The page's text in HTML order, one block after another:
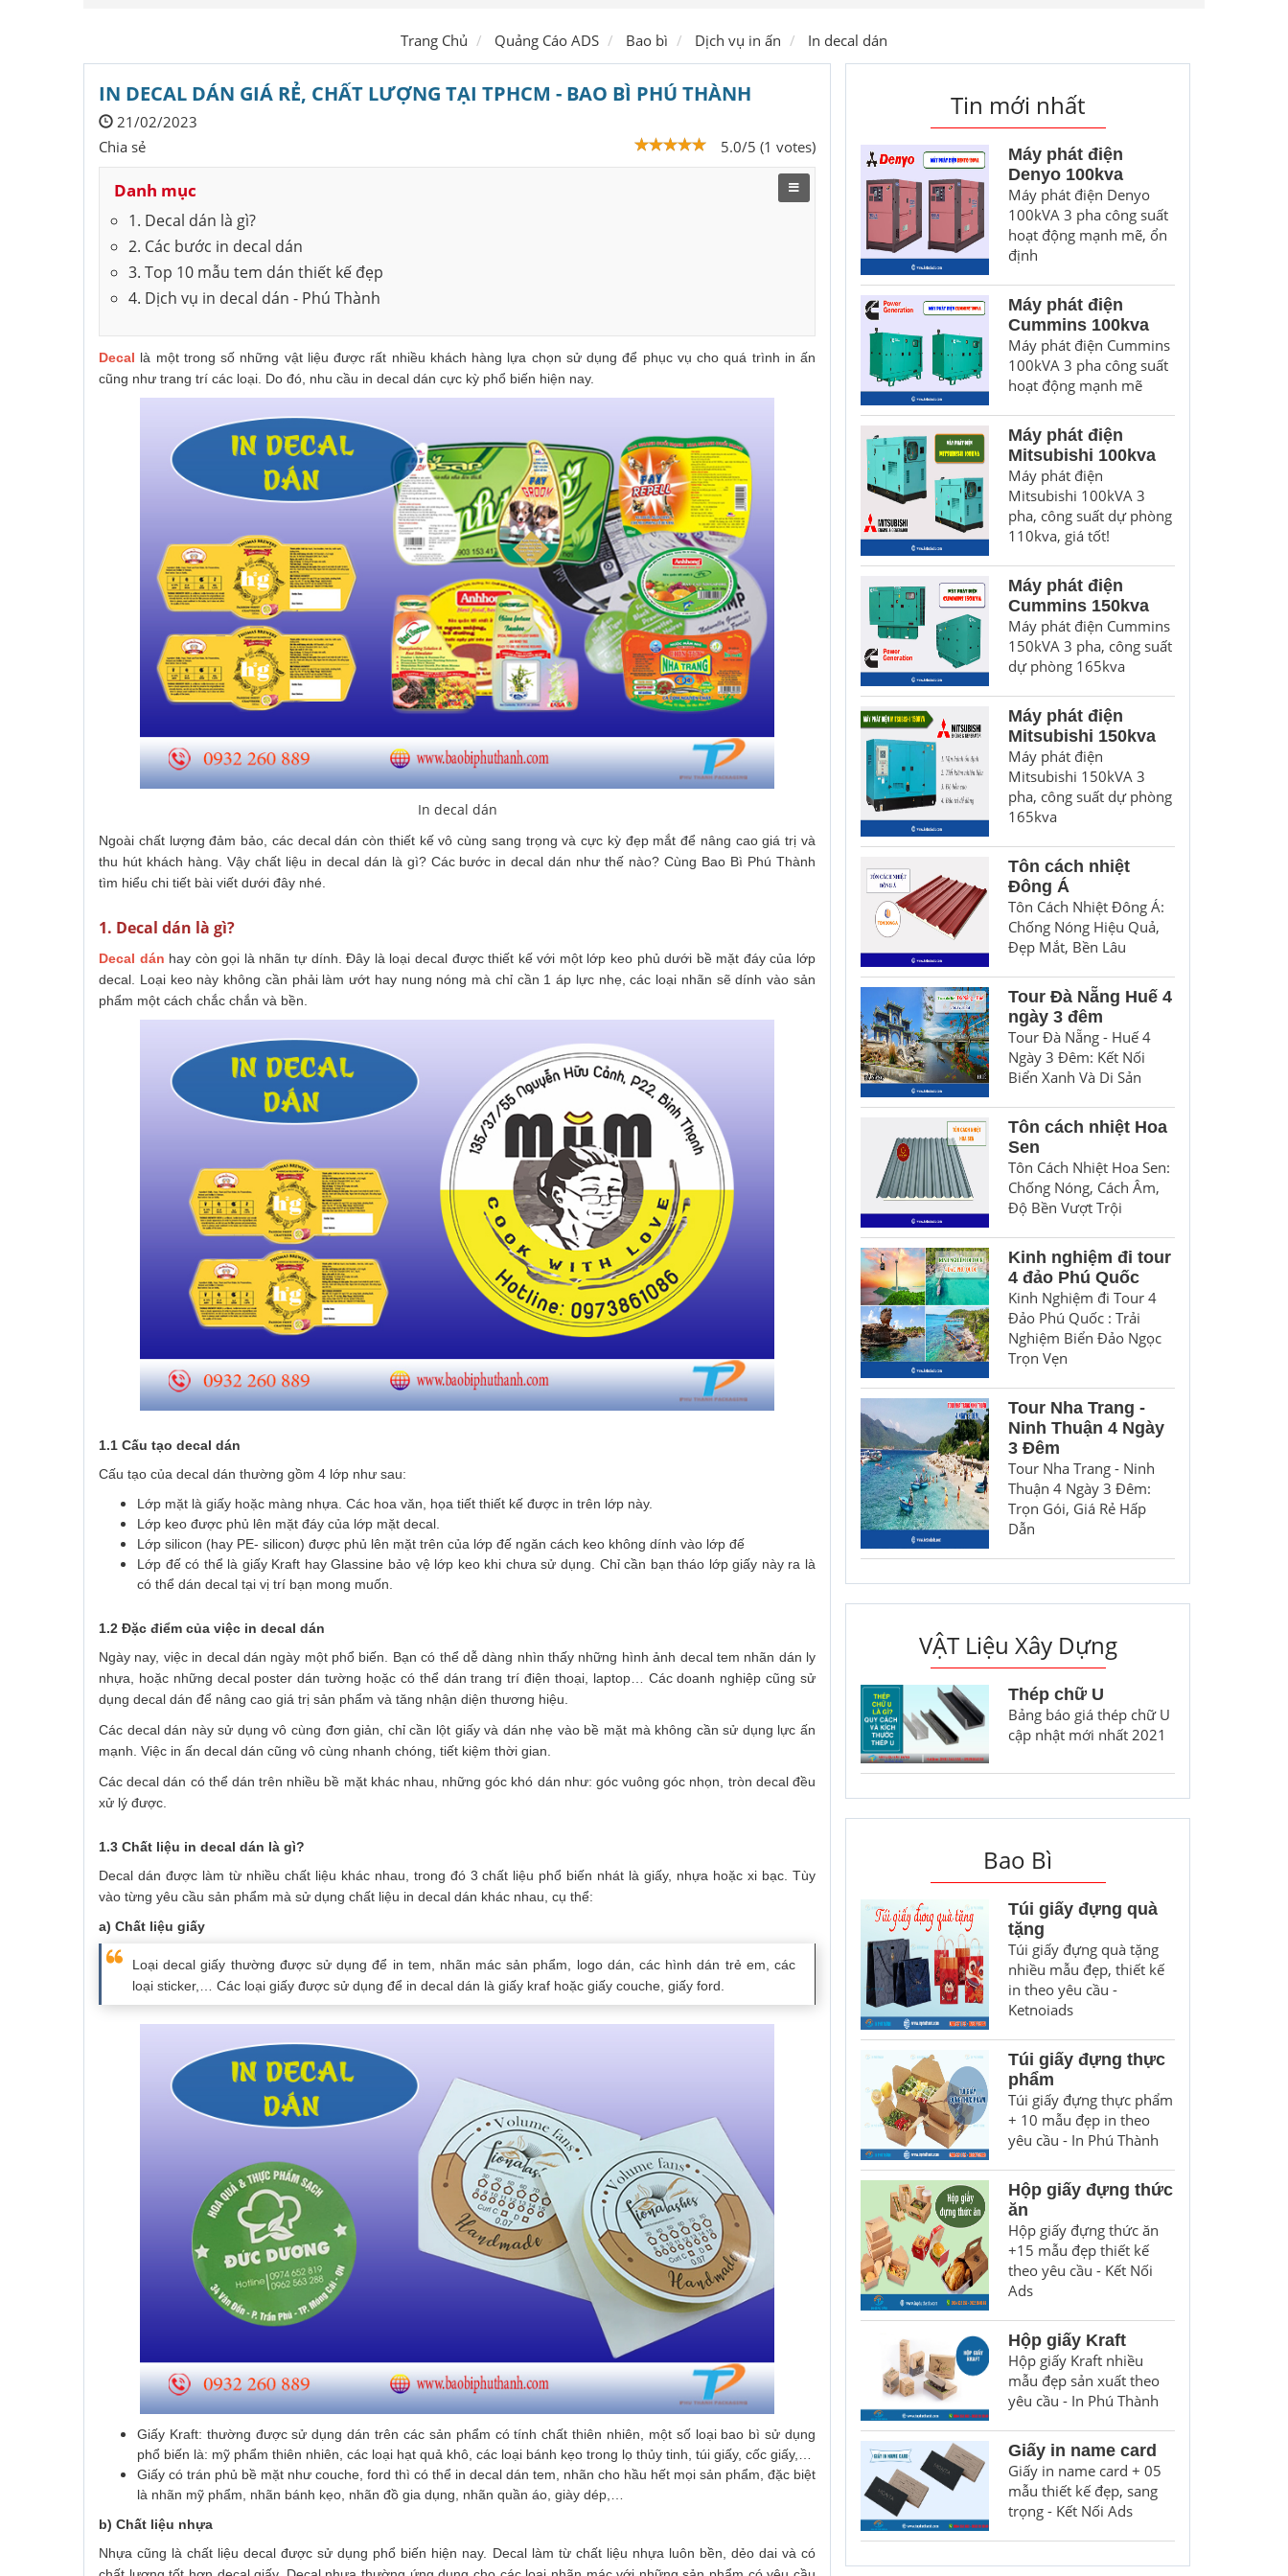
Trang Chủ Quảng Cáo ADS Bao bì Dịch vụ in ấn In decal dán
IN DECAL DÁN GIÁ RẺ, CHẤT LƯỢNG TẠI TPHCM - BAO BÌ PHÚ THÀNH
21/02/2023
5.0/5 (1 votes)
Chia sẻ
Danh mục
1. Decal dán là gì?
2. Các bước in decal dán
3. Top 10 mẫu tem dán thiết kế đẹp
4. Dịch vụ in decal dán - Phú Thành
Decal là một trong số những vật liệu được rất nhiều khách hàng lựa chọn sử dụng để phục vụ cho quá trình in ấn
cũng như trang trí các loại. Do đó, nhu cầu in decal dán cực kỳ phổ biến hiện nay.
In decal dán
Ngoài chất lượng đảm bảo, các decal dán còn thiết kế vô cùng sang trọng và cực kỳ đẹp mắt để nâng cao giá trị và
thu hút khách hàng. Vậy chất liệu in decal dán là gì? Các bước in decal dán như thế nào? Cùng Bao Bì Phú Thành
tìm hiểu chi tiết bài viết dưới đây nhé.
1. Decal dán là gì?
Decal dán hay còn gọi là nhãn tự dính. Đây là loại decal được thiết kế với một lớp keo phủ dưới bề mặt đáy của lớp
decal. Loại keo này không cần phải làm ướt hay nung nóng mà chỉ cần 1 áp lực nhẹ, các loại nhãn sẽ dính vào sản
phẩm một cách chắc chắn và bền.
1.1 Cấu tạo decal dán
Cấu tạo của decal dán thường gồm 4 lớp như sau:
Lớp mặt là giấy hoặc màng nhựa. Các hoa văn, họa tiết thiết kế được in trên lớp này.
Lớp keo được phủ lên mặt đáy của lớp mặt decal.
Lớp silicon (hay PE- silicon) được phủ lên mặt trên của lớp đế ngăn cách keo không dính vào lớp đế
Lớp đế có thể là giấy Kraft hay Glassine bảo vệ lớp keo khi chưa sử dụng. Chỉ cần bạn tháo lớp giấy này ra là
có thể dán decal tại vị trí bạn mong muốn.
1.2 Đặc điểm của việc in decal dán
Ngày nay, việc in decal dán ngày một phổ biến. Bạn có thể dễ dàng nhìn thấy những hình ảnh decal tem nhãn dán ly
nhựa, hoặc những decal poster dán tường hoặc có thể dán trang trí điện thoại, laptop… Các doanh nghiệp cũng sử
dụng decal dán để nâng cao giá trị sản phẩm và tăng nhận diện thương hiệu.
Các decal dán này sử dụng vô cùng đơn giản, chỉ cần lột giấy và dán nhẹ vào bề mặt mà không cần sử dụng lực ấn
mạnh. Việc in ấn decal dán cũng vô cùng nhanh chóng, tiết kiệm thời gian.
Các decal dán có thể dán trên nhiều bề mặt khác nhau, những góc khó dán như: góc vuông góc nhọn, tròn decal đều
xử lý được.
1.3 Chất liệu in decal dán là gì?
Decal dán được làm từ nhiều chất liệu khác nhau, trong đó 3 chất liệu phổ biến nhát là giấy, nhựa hoặc xi bạc. Tùy
vào từng yêu cầu sản phẩm mà sử dụng chất liệu in decal dán khác nhau, cụ thể:
a) Chất liệu giấy
Loại decal giấy thường được sử dụng để in tem, nhãn mác sản phẩm, logo dán, các hình dán trẻ em, các
loại sticker,… Các loại giấy được sử dụng để in decal dán là giấy kraf hoặc giấy couche, giấy ford.
Giấy Kraft: thường được sử dụng dán trên các sản phẩm có tính chất thiên nhiên, một số loại bao bì sử dụng
phổ biến là: mỹ phẩm thiên nhiên, các loại hạt quả khô, các loại bánh kẹo trong lọ thủy tinh, túi giấy, cốc giấy,…
Giấy có trán phủ bề mặt như couche, ford thì có thể in decal dán tem, nhãn cho hầu hết mọi sản phẩm, đặc biệt
là nhãn mỹ phẩm, nhãn bánh kẹo, nhãn đồ gia dụng, nhãn quần áo, giày dép,…
b) Chất liệu nhựa
Nhựa cũng là chất liệu decal được sử dụng phổ biến hiện nay. Decal làm từ chất liệu nhựa luôn bền, dẻo dai và có
Tin mới nhất
Máy phát điện
Denyo 100kva
Máy phát điện Denyo
100kVA 3 pha công suất
hoạt động mạnh mẽ, ổn
định
Máy phát điện
Cummins 100kva
Máy phát điện Cummins
100kVA 3 pha công suất
hoạt động mạnh mẽ
Máy phát điện
Mitsubishi 100kva
Máy phát điện
Mitsubishi 100kVA 3
pha, công suất dự phòng
110kva, giá tốt!
Máy phát điện
Cummins 150kva
Máy phát điện Cummins
150kVA 3 pha, công suất
dự phòng 165kva
Máy phát điện
Mitsubishi 150kva
Máy phát điện
Mitsubishi 150kVA 3
pha, công suất dự phòng
165kva
Tôn cách nhiệt
Đông Á
Tôn Cách Nhiệt Đông Á:
Chống Nóng Hiệu Quả,
Đẹp Mắt, Bền Lâu
Tour Đà Nẵng Huế 4
ngày 3 đêm
Tour Đà Nẵng - Huế 4
Ngày 3 Đêm: Kết Nối
Biển Xanh Và Di Sản
Tôn cách nhiệt Hoa
Sen
Tôn Cách Nhiệt Hoa Sen:
Chống Nóng, Cách Âm,
Độ Bền Vượt Trội
Kinh nghiệm đi tour
4 đảo Phú Quốc
Kinh Nghiệm đi Tour 4
Đảo Phú Quốc : Trải
Nghiệm Biển Đảo Ngọc
Trọn Vẹn
Tour Nha Trang -
Ninh Thuận 4 Ngày
3 Đêm
Tour Nha Trang - Ninh
Thuận 4 Ngày 3 Đêm:
Trọn Gói, Giá Rẻ Hấp
Dẫn
VẬT Liệu Xây Dựng
Thép chữ U
Bảng báo giá thép chữ U
cập nhật mới nhất 2021
Bao Bì
Túi giấy đựng quà
tặng
Túi giấy đựng quà tặng
nhiều mẫu đẹp, thiết kế
in theo yêu cầu -
Ketnoiads
Túi giấy đựng thực
phẩm
Túi giấy đựng thực phẩm
+ 10 mẫu đẹp in theo
yêu cầu - In Phú Thành
Hộp giấy đựng thức
ăn
Hộp giấy đựng thức ăn
+15 mẫu đẹp thiết kế
theo yêu cầu - Kết Nối
Ads
Hộp giấy Kraft
Hộp giấy Kraft nhiều
mẫu đẹp sản xuất theo
yêu cầu - In Phú Thành
Giấy in name card
Giấy in name card + 05
mẫu thiết kế đẹp, sang
trọng - Kết Nối Ads